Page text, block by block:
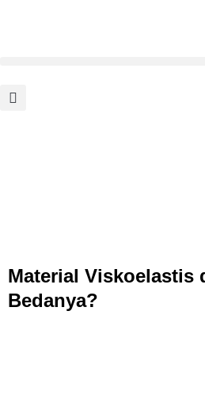
Material Viskoelastis
Bedanya?